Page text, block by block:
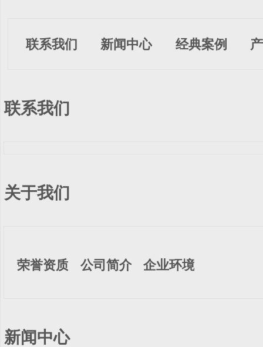
联系我们 新闻中心 经典案例
联系我们
关于我们
荣誉资质 公司简介 企业环境
新闻中心